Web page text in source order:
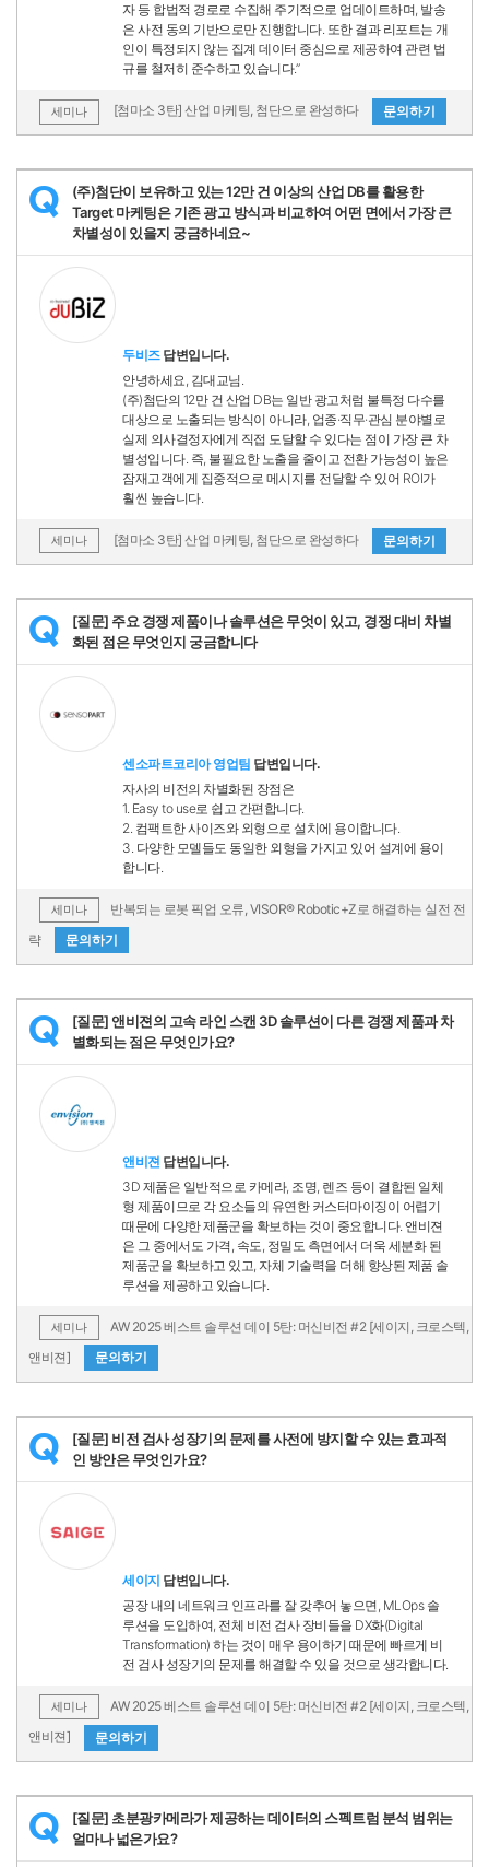
자 등 합법적 경로로 수집해 주기적으로 업데이트하며, 발송
은 사전 동의 기반으로만 진행합니다. 또한 결과 리포트는 개
인이 특정되지 않는 집계 데이터 중심으로 제공하여 관련 법
규를 철저히 준수하고 있습니다.”
세미나 [첨마소 3탄] 산업 마케팅, 첨단으로 완성하다 문의하기
Q
(주)첨단이 보유하고 있는 12만 건 이상의 산업 DB를 활용한
Target 마케팅은 기존 광고 방식과 비교하여 어떤 면에서 가장 큰
차별성이 있을지 궁금하네요~
두비즈답변입니다.
안녕하세요, 김대교님.
(주)첨단의 12만 건 산업 DB는 일반 광고처럼 불특정 다수를
대상으로 노출되는 방식이 아니라, 업종·직무·관심 분야별로
실제 의사결정자에게 직접 도달할 수 있다는 점이 가장 큰 차
별성입니다. 즉, 불필요한 노출을 줄이고 전환 가능성이 높은
잠재고객에게 집중적으로 메시지를 전달할 수 있어 ROI가
훨씬 높습니다.
세미나 [첨마소 3탄] 산업 마케팅, 첨단으로 완성하다 문의하기
Q
[질문] 주요 경쟁 제품이나 솔루션은 무엇이 있고, 경쟁 대비 차별
화된 점은 무엇인지 궁금합니다
센소파트코리아 영업팀 답변입니다.
자사의 비전의 차별화된 장점은
1. Easy to use로 쉽고 간편합니다.
2. 컴팩트한 사이즈와 외형으로 설치에 용이합니다.
3. 다양한 모델들도 동일한 외형을 가지고 있어 설계에 용이
합니다.
세미나
반복되는 로봇 픽업 오류, VISOR® Robotic+Z로 해결하는 실전 전
략
문의하기
Q
[질문] 앤비젼의 고속 라인 스캔 3D 솔루션이 다른 경쟁 제품과 차
별화되는 점은 무엇인가요?
앤비젼 답변입니다.
3D 제품은 일반적으로 카메라, 조명, 렌즈 등이 결합된 일체
형 제품이므로 각 요소들의 유연한 커스터마이징이 어렵기
때문에 다양한 제품군을 확보하는 것이 중요합니다. 앤비젼
은 그 중에서도 가격, 속도, 정밀도 측면에서 더욱 세분화 된
제품군을 확보하고 있고, 자체 기술력을 더해 향상된 제품 솔
루션을 제공하고 있습니다.
세미나
AW 2025 베스트 솔루션 데이 5탄: 머신비전 #2 [세이지, 크로스텍,
앤비젼]
문의하기
Q
[질문] 비전 검사 성장기의 문제를 사전에 방지할 수 있는 효과적
인 방안은 무엇인가요?
세이지 답변입니다.
공장 내의 네트워크 인프라를 잘 갖추어 놓으면, MLOps 솔
루션을 도입하여, 전체 비전 검사 장비들을 DX화(Digital
Transformation) 하는 것이 매우 용이하기 때문에 빠르게 비
전 검사 성장기의 문제를 해결할 수 있을 것으로 생각합니다.
세미나
AW 2025 베스트 솔루션 데이 5탄: 머신비전 #2 [세이지, 크로스텍,
앤비젼]
문의하기
Q
[질문] 초분광카메라가 제공하는 데이터의 스펙트럼 분석 범위는
얼마나 넓은가요?